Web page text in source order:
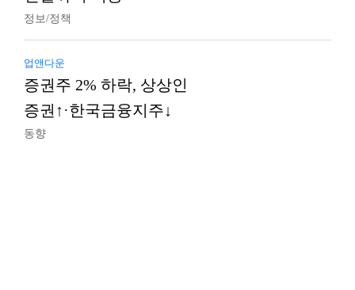
정보/정책
업앤다운
증권주 2% 하락, 상상인
증권↑·한국금융지주↓
동향